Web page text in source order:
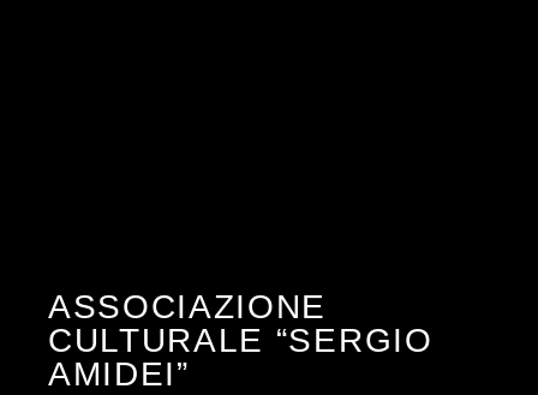
ASSOCIAZIONE
CULTURALE “SERGIO
AMIDEI”